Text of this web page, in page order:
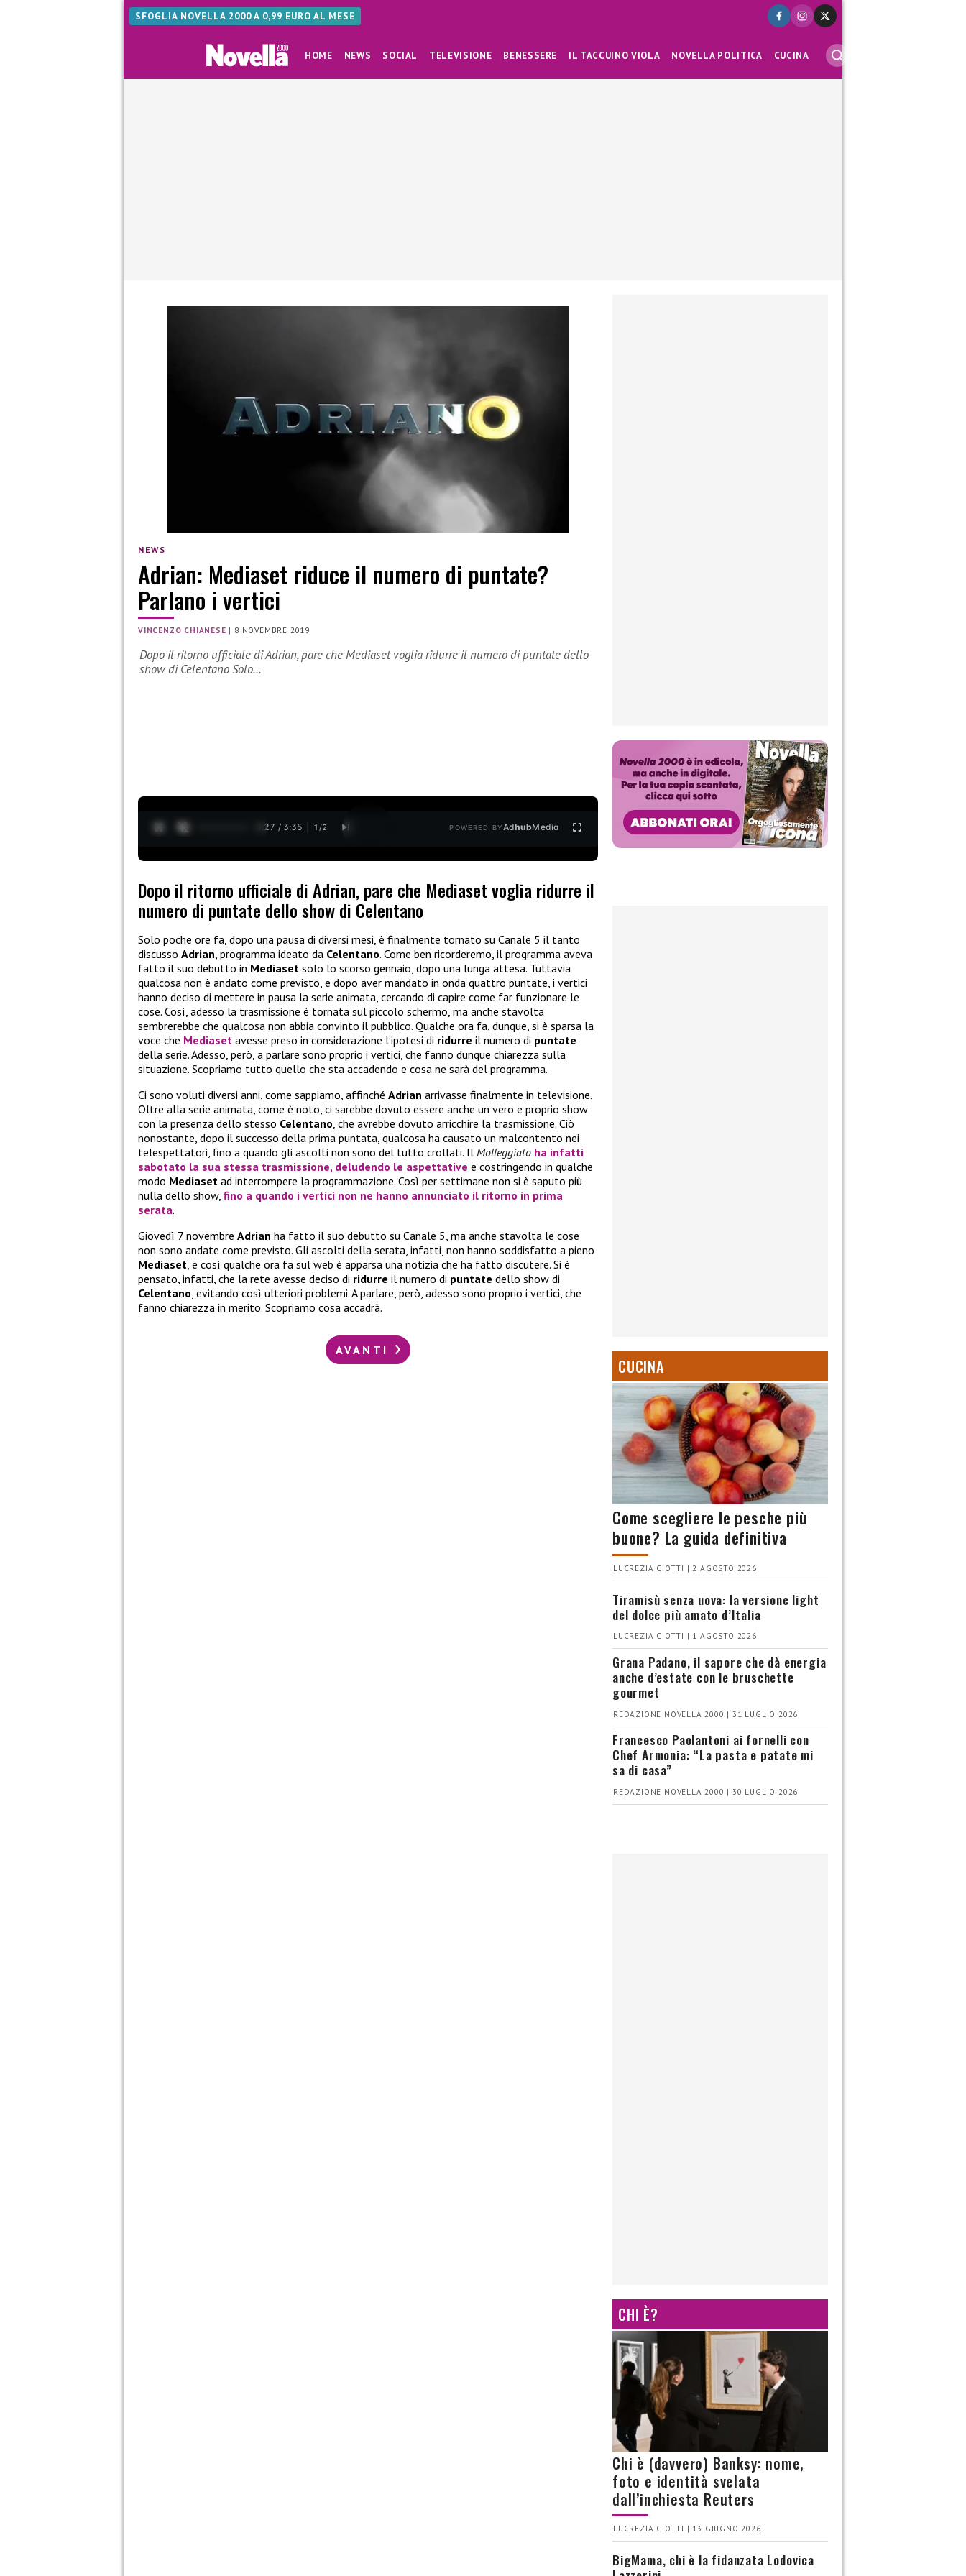
SFOGLIA NOVELLA 2000 A 0,99 EURO AL MESE
HOME NEWS SOCIAL TELEVISIONE BENESSERE IL TACCUINO VIOLA NOVELLA POLITICA CUCINA
NEWS
Adrian: Mediaset riduce il numero di puntate?
Parlano i vertici
VINCENZO CHIANESE | 8 NOVEMBRE 2019
Dopo il ritorno ufficiale di Adrian, pare che Mediaset voglia ridurre il numero di puntate dello
show di Celentano Solo…
0:28 / 3:35 1 /2 POWERED BYAdhubMedia
Dopo il ritorno ufficiale di Adrian, pare che Mediaset voglia ridurre il
numero di puntate dello show di Celentano
Solo poche ore fa, dopo una pausa di diversi mesi, è finalmente tornato su Canale 5 il tanto
discusso Adrian, programma ideato da Celentano. Come ben ricorderemo, il programma aveva
fatto il suo debutto in Mediaset solo lo scorso gennaio, dopo una lunga attesa. Tuttavia
qualcosa non è andato come previsto, e dopo aver mandato in onda quattro puntate, i vertici
hanno deciso di mettere in pausa la serie animata, cercando di capire come far funzionare le
cose. Così, adesso la trasmissione è tornata sul piccolo schermo, ma anche stavolta
sembrerebbe che qualcosa non abbia convinto il pubblico. Qualche ora fa, dunque, si è sparsa la
voce che Mediaset avesse preso in considerazione l’ipotesi di ridurre il numero di puntate
della serie. Adesso, però, a parlare sono proprio i vertici, che fanno dunque chiarezza sulla
situazione. Scopriamo tutto quello che sta accadendo e cosa ne sarà del programma.
Ci sono voluti diversi anni, come sappiamo, affinché Adrian arrivasse finalmente in televisione.
Oltre alla serie animata, come è noto, ci sarebbe dovuto essere anche un vero e proprio show
con la presenza dello stesso Celentano, che avrebbe dovuto arricchire la trasmissione. Ciò
nonostante, dopo il successo della prima puntata, qualcosa ha causato un malcontento nei
telespettatori, fino a quando gli ascolti non sono del tutto crollati. Il Molleggiato ha infatti
sabotato la sua stessa trasmissione, deludendo le aspettative e costringendo in qualche
modo Mediaset ad interrompere la programmazione. Così per settimane non si è saputo più
nulla dello show, fino a quando i vertici non ne hanno annunciato il ritorno in prima
serata.
Giovedì 7 novembre Adrian ha fatto il suo debutto su Canale 5, ma anche stavolta le cose
non sono andate come previsto. Gli ascolti della serata, infatti, non hanno soddisfatto a pieno
Mediaset, e così qualche ora fa sul web è apparsa una notizia che ha fatto discutere. Si è
pensato, infatti, che la rete avesse deciso di ridurre il numero di puntate dello show di
Celentano, evitando così ulteriori problemi. A parlare, però, adesso sono proprio i vertici, che
fanno chiarezza in merito. Scopriamo cosa accadrà.
AVANTI
CUCINA
Come scegliere le pesche più
buone? La guida definitiva
LUCREZIA CIOTTI | 2 AGOSTO 2026
Tiramisù senza uova: la versione light
del dolce più amato d’Italia
LUCREZIA CIOTTI | 1 AGOSTO 2026
Grana Padano, il sapore che dà energia
anche d’estate con le bruschette
gourmet
REDAZIONE NOVELLA 2000 | 31 LUGLIO 2026
Francesco Paolantoni ai fornelli con
Chef Armonia: “La pasta e patate mi
sa di casa”
REDAZIONE NOVELLA 2000 | 30 LUGLIO 2026
CHI È?
Chi è (davvero) Banksy: nome,
foto e identità svelata
dall’inchiesta Reuters
LUCREZIA CIOTTI | 13 GIUGNO 2026
BigMama, chi è la fidanzata Lodovica